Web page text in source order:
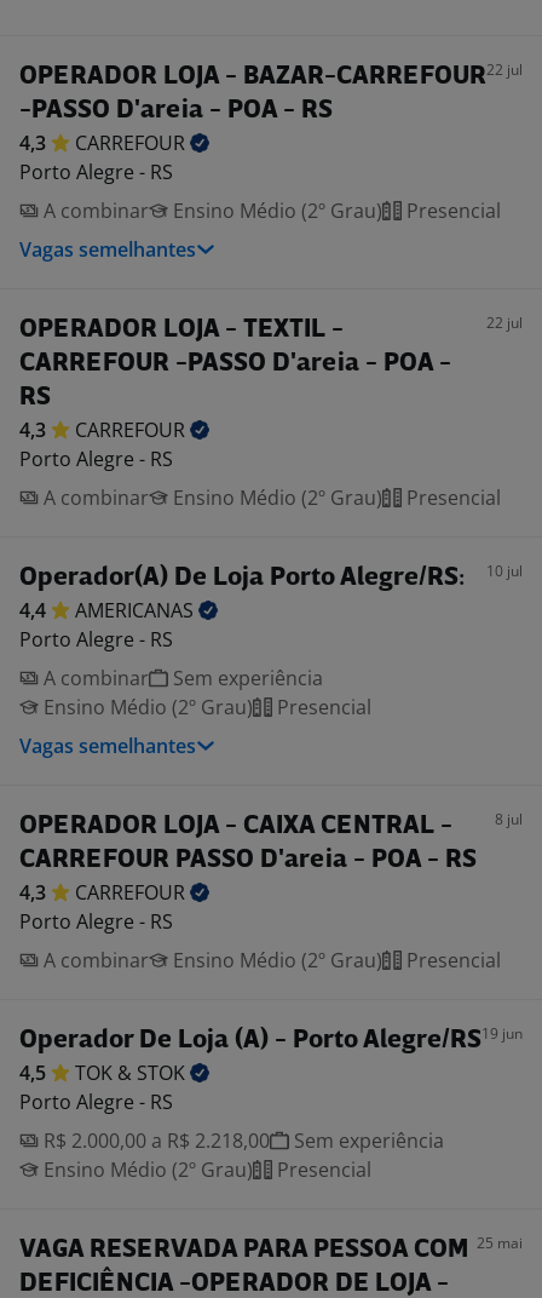
OPERADOR LOJA - BAZAR-CARREFOUR
-PASSO D'areia - POA - RS
22 jul
4,3
CARREFOUR
Porto Alegre - RS
A combinar
Ensino Médio (2º Grau)
Presencial
Vagas semelhantes
OPERADOR LOJA - TEXTIL -
CARREFOUR -PASSO D'areia - POA -
RS
22 jul
4,3
CARREFOUR
Porto Alegre - RS
A combinar
Ensino Médio (2º Grau) Presencial
Operador(A) De Loja Porto Alegre/RS: 10 jul
4,4
AMERICANAS
Porto Alegre - RS
A combinar
Sem experiência
Ensino Médio (2º Grau)
Presencial
Vagas semelhantes
OPERADOR LOJA - CAIXA CENTRAL -
CARREFOUR PASSO D'areia - POA - RS
8 jul
4,3
CARREFOUR
Porto Alegre - RS
A combinar
Ensino Médio (2º Grau) Presencial
Operador De Loja (A) - Porto Alegre/RS19 jun
4,5 TOK & STOK
Porto Alegre - RS
R$ 2.000,00 a R$ 2.218,00
Sem experiência
Ensino Médio (2º Grau)
Presencial
VAGA RESERVADA PARA PESSOA COM
DEFICIÊNCIA -OPERADOR DE LOJA -
25 mai